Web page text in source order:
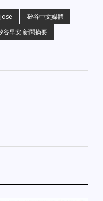
方經過數月跨局追
日前已成功將死者前
5歲孩子的父親）以
夜發生公路槍擊事
）日前發生
起訴。 六、 奧克蘭
矽谷中文媒體
谷早安 新聞摘要